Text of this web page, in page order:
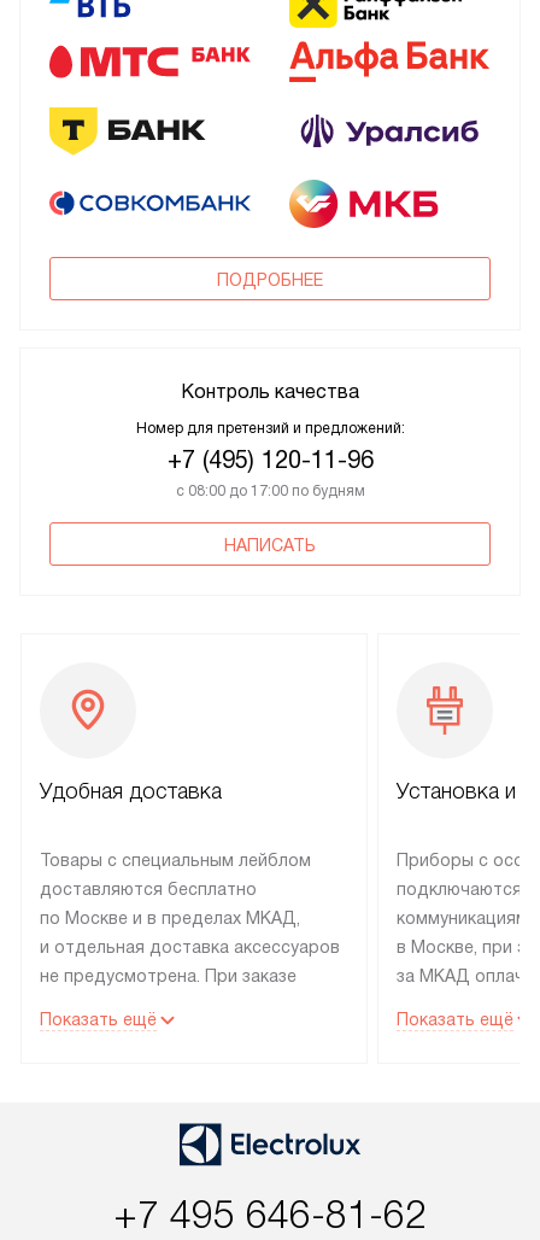
ПОДРОБНЕЕ
Контроль качества
Номер для претензий и предложений:
+7 (495) 120-11-96
с 08:00 до 17:00 по будням
НАПИСАТЬ
Удобная доставка
Товары с специальным лейблом
доставляются бесплатно
по Москве и в пределах МКАД,
и отдельная доставка аксессуаров
не предусмотрена. При заказе
рекомендуем обсудить
со статусом «В наличии» могут
быть отправлены покупателю
интересен товар «Под заказ»,
Показать ещё
Установка и
Приборы с
подключаются к
коммуникациям
в Москве, при
за МКАД
партнера
по монтажу
Показать ещё
+7 495 646-81-62